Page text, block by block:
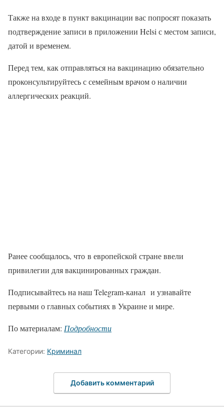
Также на входе в пункт вакцинации вас попросят показать
подтверждение записи в приложении Helsi с местом записи,
датой и временем.
Перед тем, как отправляться на вакцинацию обязательно
проконсультируйтесь с семейным врачом о наличии
аллергических реакций.
Ранее сообщалось, что в европейской стране ввели
привилегии для вакцинированных граждан.
Подписывайтесь на наш Telegram-канал и узнавайте
первыми о главных событиях в Украине и мире.
По материалам: Подробности
Категории: Криминал
Добавить комментарий